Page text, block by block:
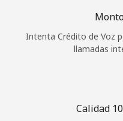
Intenta Crédito de Voz
llamadas
Calidad